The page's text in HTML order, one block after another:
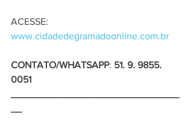
ACESSE:
www.cidadedegramadoonline.com.br
CONTATO/WHATSAPP: 51. 9. 9855.
0051